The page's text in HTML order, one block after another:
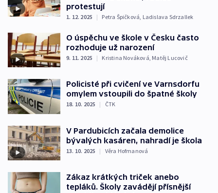
protestují
1. 12. 2025 | Petra Špičková Ladislava Sdrzallek
O úspěchu ve škole v Česku často
rozhoduje už narození
9. 11. 2025 | Kristina Nováková Matěj Lucovič
Policisté při cvičení ve Varnsdorfu
omylem vstoupili do špatné školy
18. 10. 2025 | ČTK
V Pardubicích začala demolice
bývalých kasáren, nahradí je škola
13. 10. 2025 | Věra Hofmanová
Zákaz krátkých triček anebo
tepláků. Školy zavádějí přísnější